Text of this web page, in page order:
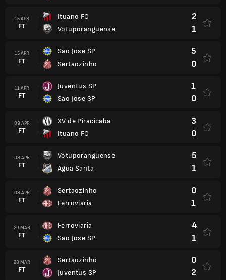
15 APR
FT
Ituano FC
Votuporanguense
2
1
15 APR
FT
Sao Jose SP
Sertaozinho
5
0
11 APR
FT
Juventus SP
Sao Jose SP
1
0
09 APR
FT
XV de Piracicaba
Ituano FC
3
0
08 APR
FT
Votuporanguense
Agua Santa
5
1
08 APR
FT
Sertaozinho
Ferroviaria
0
1
29 MAR
FT
Ferroviaria
Sao Jose SP
4
1
28 MAR
FT
Sertaozinho
Juventus SP
0
2